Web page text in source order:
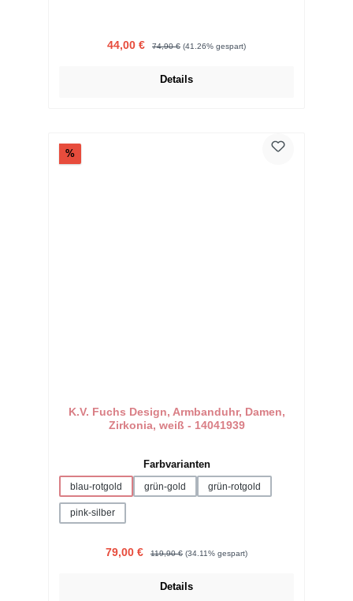
Verkaufspreis:
44,00 € Regulärer Preis:
74,90 € (41.26% gespart)
Details
%Rabatt
K.V. Fuchs Design, Armbanduhr, Damen,
Zirkonia, weiß - 14041939
Farbvariantenauswählen
blau-rotgold grün-gold grün-rotgold
pink-silber
Verkaufspreis:
79,00 € Regulärer Preis:
119,90 € (34.11% gespart)
Details